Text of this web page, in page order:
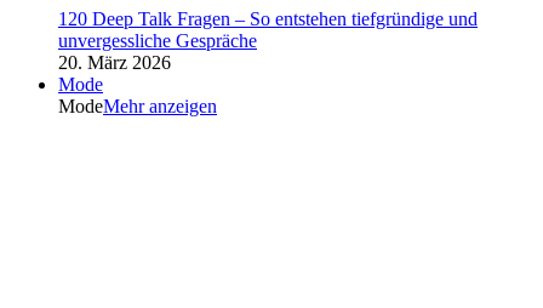
120 Deep Talk Fragen – So entstehen tiefgründige und
unvergessliche Gespräche
20. März 2026
Mode
ModeMehr anzeigen